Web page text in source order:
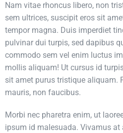
Nam vitae rhoncus libero, non
sem ultrices, suscipit eros sit
tempor magna. Duis imperdiet
pulvinar dui turpis, sed dapibus
commodo sem vel enim luctus
mollis aliquam! Ut cursus id
sit amet purus tristique aliquam.
mauris, non faucibus.
Morbi nec pharetra enim, ut
ipsum id malesuada. Vivamus